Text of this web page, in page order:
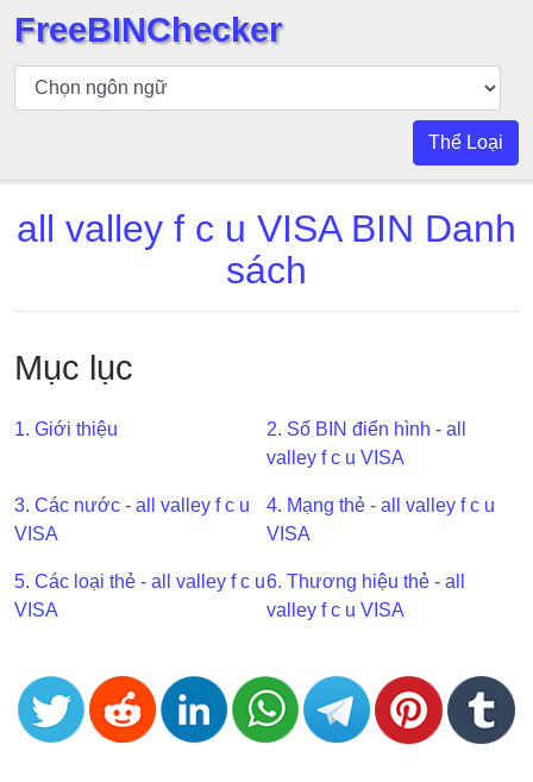
Kiểm
tra
BIN
API
Generator
Checker
v2
BIN
CC
Generator
Banks
Credit
FreeBINChecker
Thể Loại
all valley f c u VISA BIN Danh
sách
Mục lục
1. Giới thiệu
2. Số BIN điển hình - all
valley f c u VISA
3. Các nước - all valley f c u
VISA
4. Mạng thẻ - all valley f c u
VISA
5. Các loại thẻ - all valley f c u
VISA
6. Thương hiệu thẻ - all
valley f c u VISA